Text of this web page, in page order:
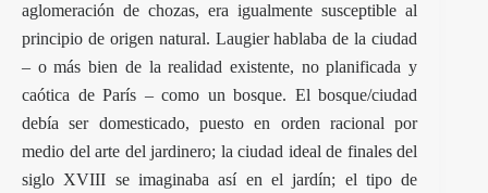
aglomeración de chozas, era igualmente susceptible al
principio de origen natural. Laugier hablaba de la ciudad
– o más bien de la realidad existente, no planificada y
caótica de París – como un bosque. El bosque/ciudad
debía ser domesticado, puesto en orden racional por
medio del arte del jardinero; la ciudad ideal de finales del
siglo XVIII se imaginaba así en el jardín; el tipo de